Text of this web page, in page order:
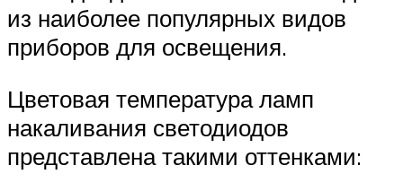
из наиболее популярных видов
приборов для освещения.
Цветовая температура ламп
накаливания светодиодов
представлена такими оттенками: